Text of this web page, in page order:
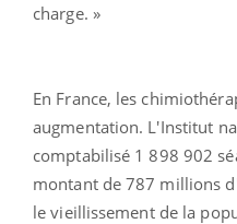
charge. »
En France, les
augmentation. L'Institut
comptabilisé 1 898 902
montant de 787 millions
le vieillissement de la